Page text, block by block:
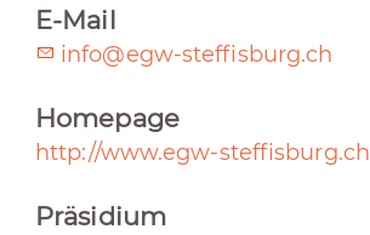
E-Mail
info@egw-steffisburg.ch
Homepage
http://www.egw-steffisburg.ch
Präsidium